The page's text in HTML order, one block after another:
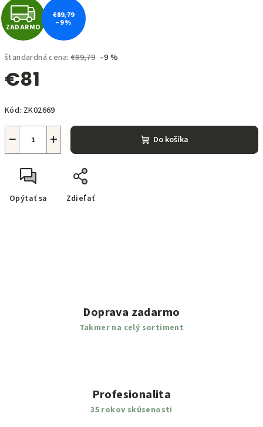
štandardná cena: €89,79 –9 %
€81
cena:
Kód: ZK02669
+
− Do košíka
Opýtať sa Zdieľať
Z
A
D
A
R
M
O
ZADARMO
€89,79
–9 %
Doprava zadarmo
Takmer na celý sortiment
Profesionalita
35 rokov skúsenosti